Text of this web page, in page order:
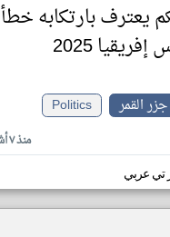
يعترف بارتكابه
2025
القمر
Politics
منذ ٧ أشهر
تي عربي